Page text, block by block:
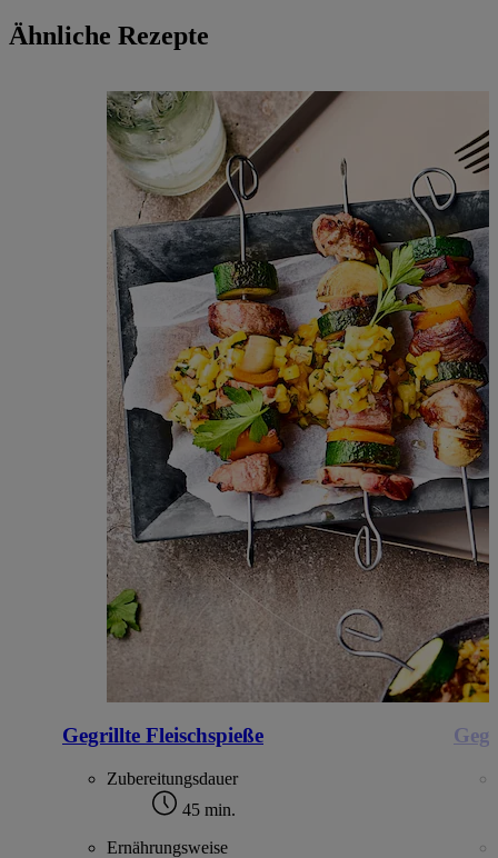
Ähnliche Rezepte
Gegrillte Fleischspieße
Zubereitungsdauer
45 min.
Ernährungsweise